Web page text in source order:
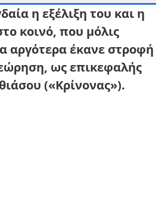
η εξέλιξη του και η
κοινό, που μόλις
αργότερα έκανε στροφή
ως επικεφαλής
(«Κρίνονας»).